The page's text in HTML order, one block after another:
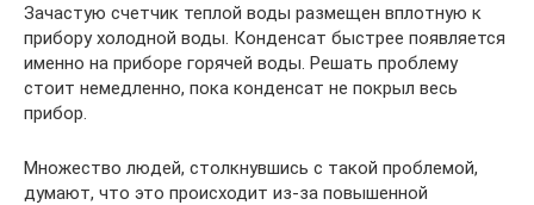
Зачастую счетчик теплой воды размещен вплотную к
прибору холодной воды. Конденсат быстрее появляется
именно на приборе горячей воды. Решать проблему
стоит немедленно, пока конденсат не покрыл весь
прибор.
Множество людей, столкнувшись с такой проблемой,
думают, что это происходит из-за повышенной